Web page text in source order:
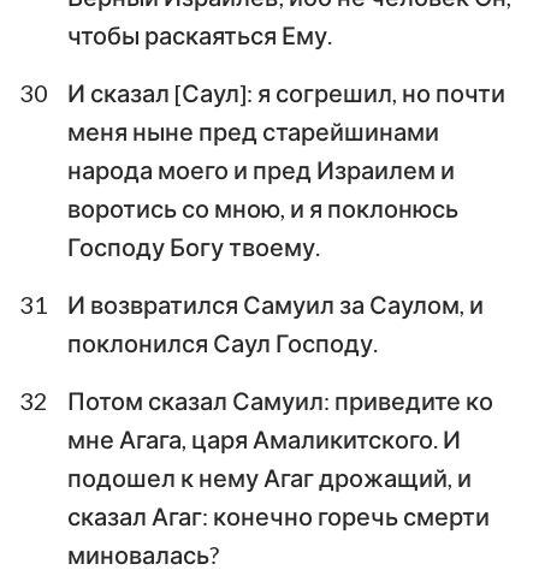
чтобы раскаяться Ему.
30
И сказал [Саул]: я согрешил, но почти
меня ныне пред старейшинами
народа моего и пред Израилем и
воротись со мною, и я поклонюсь
Господу Богу твоему.
31
И возвратился Самуил за Саулом, и
поклонился Саул Господу.
32
Потом сказал Самуил: приведите ко
мне Агага, царя Амаликитского. И
подошел к нему Агаг дрожащий, и
сказал Агаг: конечно горечь смерти
миновалась?